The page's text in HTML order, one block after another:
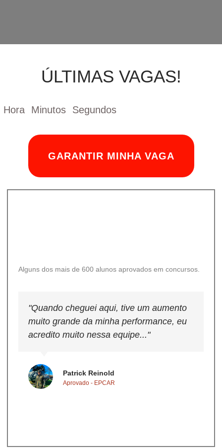
ÚLTIMAS VAGAS!
Hora Minutos Segundos
GARANTIR MINHA VAGA
Alguns dos mais de 600 alunos aprovados em concursos.
"Quando cheguei aqui, tive um aumento
muito grande da minha performance, eu
acredito muito nessa equipe..."
Patrick Reinold
Aprovado - EPCAR